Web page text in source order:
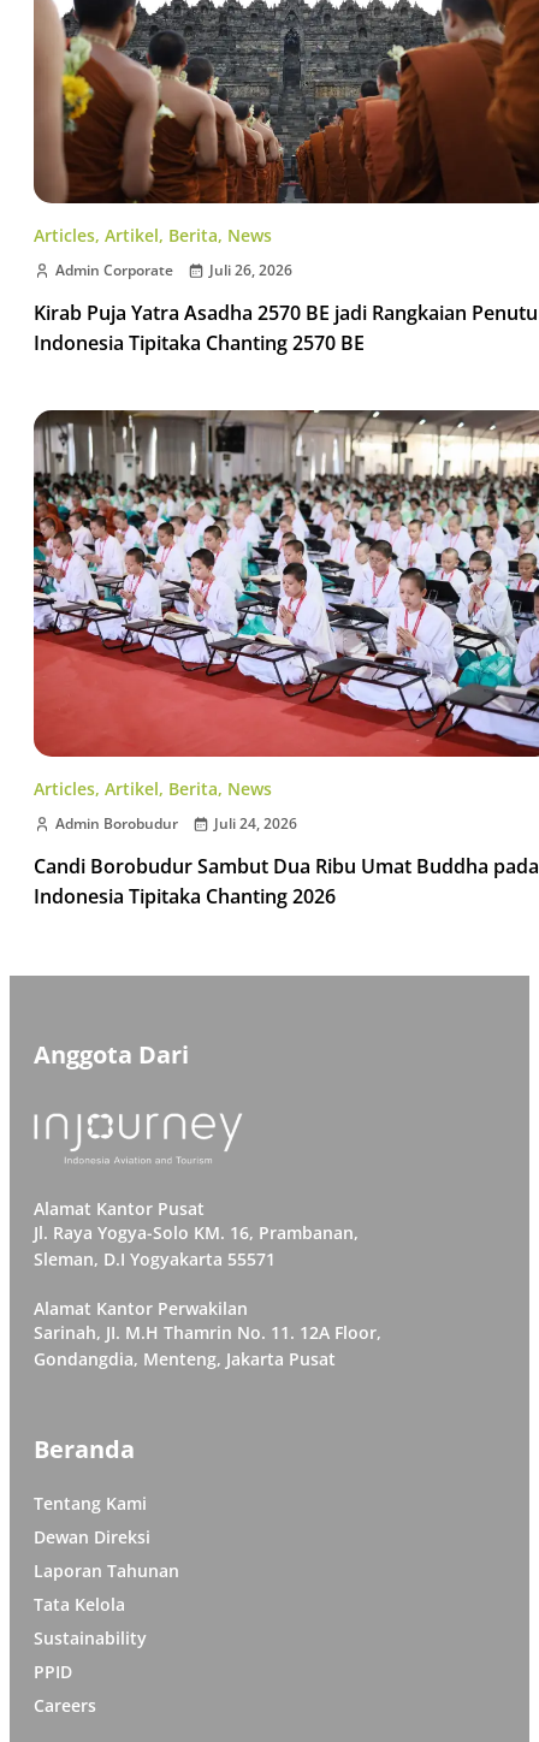
Articles, Artikel, Berita, News
Admin Corporate Juli 26, 2026
Kirab Puja Yatra Asadha 2570 BE jadi Rangkaian
Indonesia Tipitaka Chanting 2570 BE
Articles, Artikel, Berita, News
Admin Borobudur Juli 24, 2026
Candi Borobudur Sambut Dua Ribu Umat Buddha pada
Indonesia Tipitaka Chanting 2026
Anggota Dari
Alamat Kantor Pusat
Jl. Raya Yogya-Solo KM. 16, Prambanan,
Sleman, D.I Yogyakarta 55571
Alamat Kantor Perwakilan
Sarinah, JI. M.H Thamrin No. 11. 12A Floor,
Gondangdia, Menteng, Jakarta Pusat
Beranda
Tentang Kami
Dewan Direksi
Laporan Tahunan
Tata Kelola
Sustainability
PPID
Careers